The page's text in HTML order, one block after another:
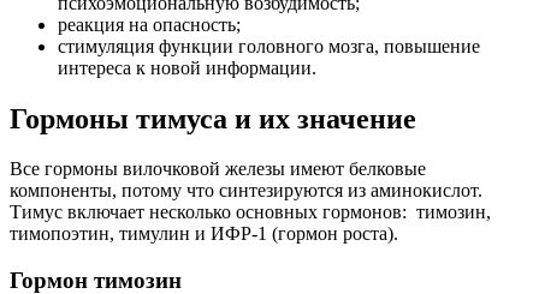
реакция на опасность;
стимуляция функции головного мозга, повышение
интереса к новой информации.
Гормоны тимуса и их значение
Все гормоны вилочковой железы имеют белковые
компоненты, потому что синтезируются из аминокислот.
Тимус включает несколько основных гормонов: тимозин,
тимопоэтин, тимулин и ИФР-1 (гормон роста).
Гормон тимозин